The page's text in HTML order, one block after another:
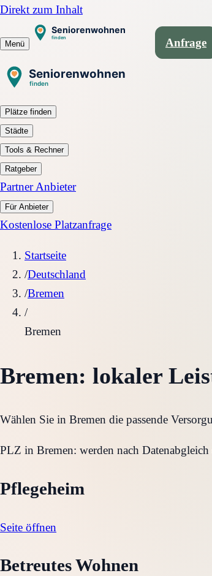
Direkt zum Inhalt
Menü Anfrage
Plätze finden
Städte
Tools & Rechner
Ratgeber
Partner Anbieter
Für Anbieter
Kostenlose Platzanfrage
Startseite
/Deutschland
/Bremen
/
Bremen
Bremen: lokaler
Wählen Sie in Bremen die passende
PLZ in Bremen: werden nach Datenabgleich
Pflegeheim
Seite öffnen
Betreutes Wohnen